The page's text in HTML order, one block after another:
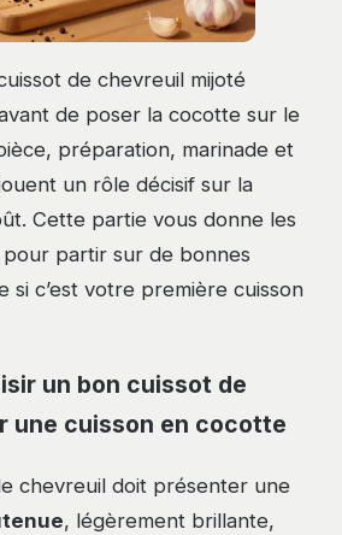
de chevreuil mijoté
de poser la cocotte sur le
préparation, marinade et
un rôle décisif sur la
Cette partie vous donne les
partir sur de bonnes
si c’est votre première cuisson
un bon cuissot de
une cuisson en cocotte
chevreuil doit présenter une
, légèrement brillante,